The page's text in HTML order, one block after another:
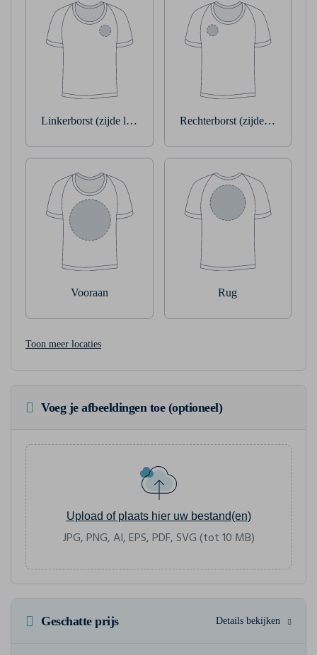
Linkerborst (zijde linkerarm) Rechterborst (zijde
Vooraan Rug
Toon meer locaties
Voeg je afbeeldingen toe (optioneel)
Upload of plaats hier uw bestand(en)
JPG, PNG, AI, EPS, PDF, SVG (tot 10 MB)
Geschatte prijs Details bekijken